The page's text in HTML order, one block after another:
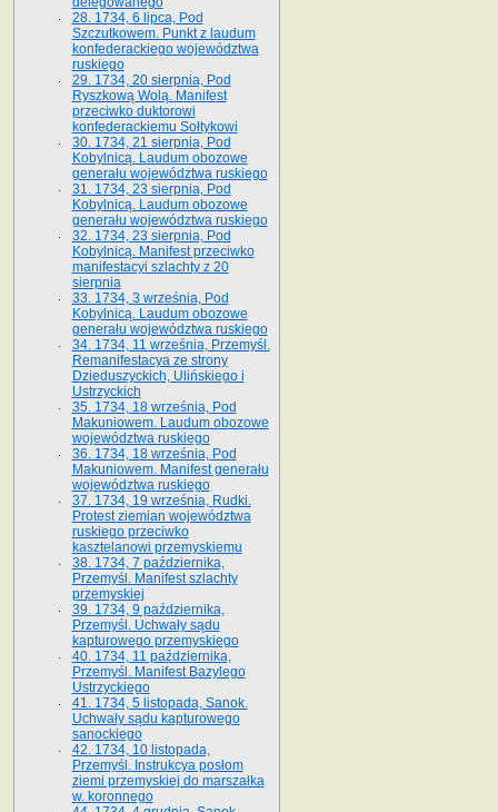
28. 1734, 6 lipca, Pod
Szczutkowem. Punkt z laudum
konfederackiego województwa
ruskiego
29. 1734, 20 sierpnia, Pod
Ryszkową Wolą. Manifest
przeciwko duktorowi
konfederackiemu Sołtykowi
30. 1734, 21 sierpnia, Pod
Kobylnicą. Laudum obozowe
generału województwa ruskiego
31. 1734, 23 sierpnia, Pod
Kobylnicą. Laudum obozowe
generału województwa ruskiego
32. 1734, 23 sierpnia, Pod
Kobylnicą. Manifest przeciwko
manifestacyi szlachty z 20
sierpnia
33. 1734, 3 września, Pod
Kobylnicą. Laudum obozowe
generału województwa ruskiego
34. 1734, 11 września, Przemyśl.
Remanifestacya ze strony
Dzieduszyckich, Ulińskiego i
Ustrzyckich
35. 1734, 18 września, Pod
Makuniowem. Laudum obozowe
województwa ruskiego
36. 1734, 18 września, Pod
Makuniowem. Manifest generału
województwa ruskiego
37. 1734, 19 września, Rudki.
Protest ziemian województwa
ruskiego przeciwko
kasztelanowi przemyskiemu
38. 1734, 7 października,
Przemyśl. Manifest szlachty
przemyskiej
39. 1734, 9 października,
Przemyśl. Uchwały sądu
kapturowego przemyskiego
40. 1734, 11 października,
Przemyśl. Manifest Bazylego
Ustrzyckiego
41. 1734, 5 listopada, Sanok.
Uchwały sądu kapturowego
sanockiego
42. 1734, 10 listopada,
Przemyśl. Instrukcya posłom
ziemi przemyskiej do marszałka
w. koronnego